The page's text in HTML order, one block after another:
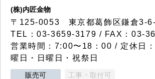
(株)内匠金物
〒125-0053 東京都葛飾区鎌倉3-
TEL：03-3659-3179 / FAX：03-
営業時間：7:00〜18：00 / 定休日
曜日・日曜日・祝祭日
販売可 工事・取付可